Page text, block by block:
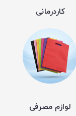
کاردرمانی
لوازم مصرفی